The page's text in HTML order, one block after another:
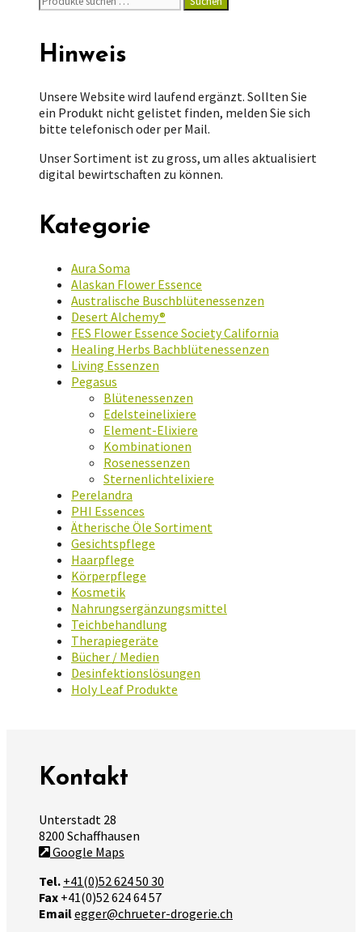
nach:
Hinweis
Unsere Website wird laufend ergänzt. Sollten Sie
ein Produkt nicht gelistet finden, melden Sie sich
bitte telefonisch oder per Mail.
Unser Sortiment ist zu gross, um alles aktualisiert
digital bewirtschaften zu können.
Kategorie
Aura Soma
Alaskan Flower Essence
Australische Buschblütenessenzen
Desert Alchemy®
FES Flower Essence Society California
Healing Herbs Bachblütenessenzen
Living Essenzen
Pegasus
Blütenessenzen
Edelsteinelixiere
Element-Elixiere
Kombinationen
Rosenessenzen
Sternenlichtelixiere
Perelandra
PHI Essences
Ätherische Öle Sortiment
Gesichtspflege
Haarpflege
Körperpflege
Kosmetik
Nahrungsergänzungsmittel
Teichbehandlung
Therapiegeräte
Bücher / Medien
Desinfektionslösungen
Holy Leaf Produkte
Kontakt
Unterstadt 28
8200 Schaffhausen
Google Maps
Tel. +41(0)52 624 50 30
Fax +41(0)52 624 64 57
Emailegger@chrueter-drogerie.ch